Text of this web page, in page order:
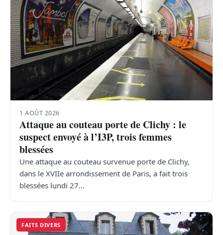
1 AOÛT 2026
Attaque au couteau porte de Clichy : le
suspect envoyé à l’I3P, trois femmes
blessées
Une attaque au couteau survenue porte de Clichy,
dans le XVIIe arrondissement de Paris, a fait trois
blessées lundi 27…
FAITS DIVERS